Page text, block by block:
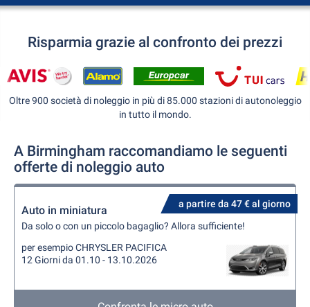
Risparmia grazie al confronto dei prezzi
Oltre 900 società di noleggio in più di 85.000 stazioni di autonoleggio
in tutto il mondo.
A Birmingham raccomandiamo le seguenti
offerte di noleggio auto
a partire da 47 € al giorno
Auto in miniatura
Da solo o con un piccolo bagaglio? Allora sufficiente!
per esempio CHRYSLER PACIFICA
12 Giorni da 01.10 - 13.10.2026